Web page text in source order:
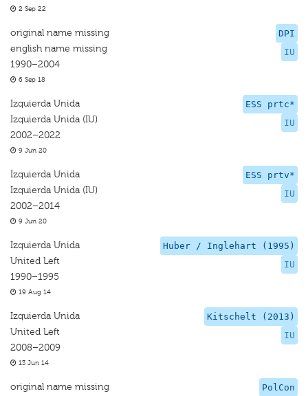
2 Sep 22
DPI
IU
original name missing
english name missing
1990–2004
6 Sep 18
ESS prtc*
IU
Izquierda Unida
Izquierda Unida (IU)
2002–2022
9 Jun 20
ESS prtv*
IU
Izquierda Unida
Izquierda Unida (IU)
2002–2014
9 Jun 20
Huber / Inglehart (1995)
IU
Izquierda Unida
United Left
1990–1995
19 Aug 14
Kitschelt (2013)
IU
Izquierda Unida
United Left
2008–2009
13 Jun 14
PolCon
original name missing